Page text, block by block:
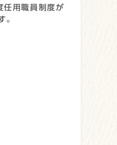
任用職員制度が
。